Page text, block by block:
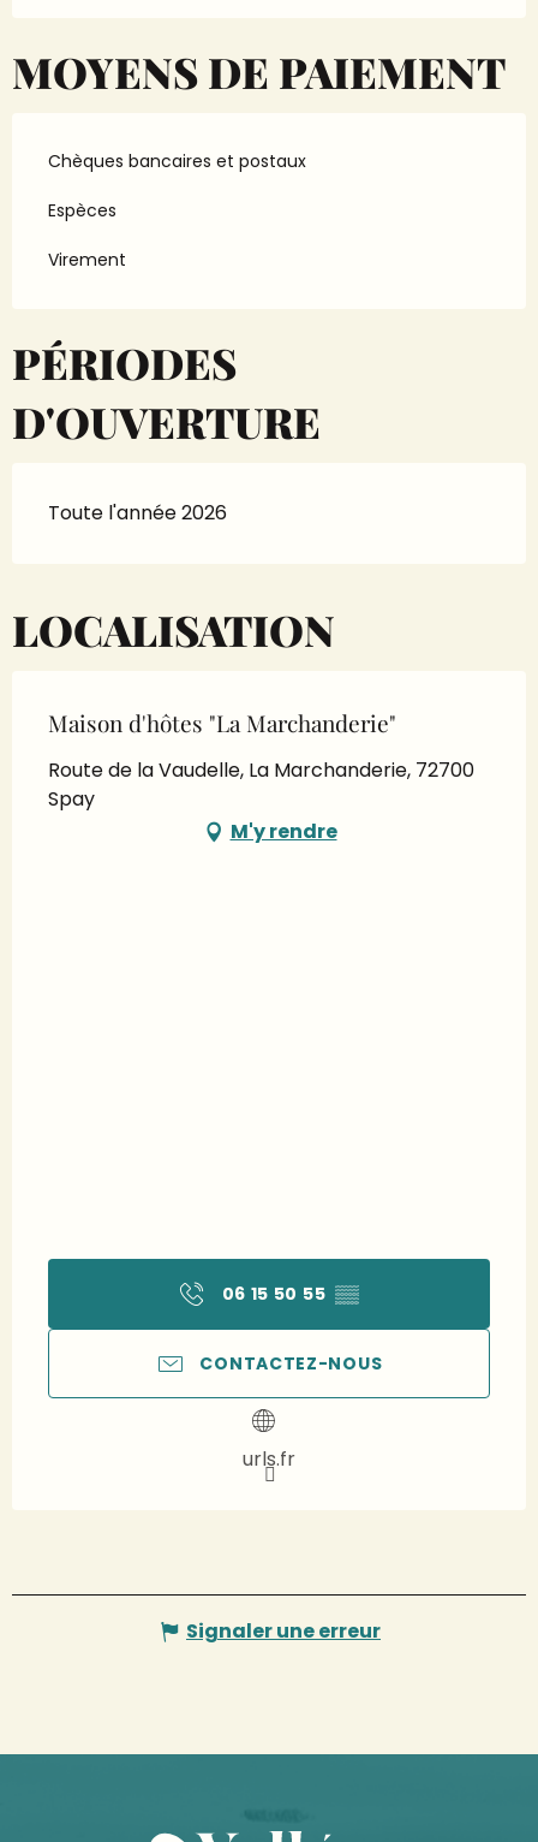
MOYENS DE PAIEMENT
Chèques bancaires et postaux
Espèces
Virement
PÉRIODES
D'OUVERTURE
Toute l'année 2026
LOCALISATION
Maison d'hôtes "La Marchanderie"
Route de la Vaudelle, La Marchanderie, 72700
Spay
M'y rendre
06 15 50 55 ▒▒
CONTACTEZ-NOUS
urls.fr
Signaler une erreur